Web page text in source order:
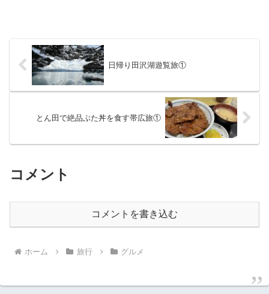
日帰り田沢湖遊覧旅①
とん田で絶品ぶた丼を食す帯広旅①
コメント
コメントを書き込む
ホーム 旅行 グルメ